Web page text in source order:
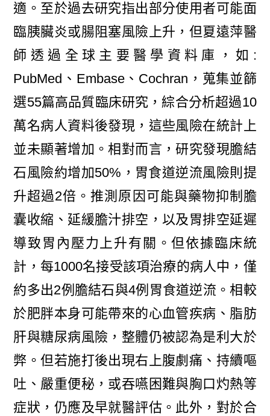
適。至於過去研究指出部分使用者可能面
臨胰臟炎或腸阻塞風險上升，但夏遠萍醫
師透過全球主要醫學資料庫，如:
PubMed、Embase、Cochran，蒐集並篩
選55篇高品質臨床研究，綜合分析超過10
萬名病人資料後發現，這些風險在統計上
並未顯著增加。相對而言，研究發現膽結
石風險約增加50%，胃食道逆流風險則提
升超過2倍。推測原因可能與藥物抑制膽
囊收縮、延緩膽汁排空，以及胃排空延遲
導致胃內壓力上升有關。但依據臨床統
計，每1000名接受該項治療的病人中，僅
約多出2例膽結石與4例胃食道逆流。相較
於肥胖本身可能帶來的心血管疾病、脂肪
肝與糖尿病風險，整體仍被認為是利大於
弊。但若施打後出現右上腹劇痛、持續嘔
吐、嚴重便秘，或吞嚥困難與胸口灼熱等
症狀，仍應及早就醫評估。此外，對於合